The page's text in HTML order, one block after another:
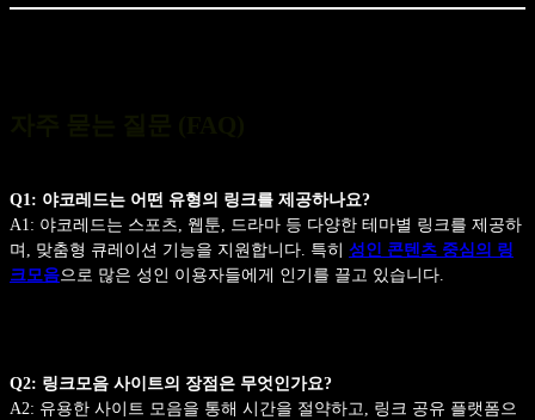
Q1: 야코레드는 어떤 유형의 링크를 제공하나요?
A1: 야코레드는 스포츠, 웹툰, 드라마 등 다양한 테마별 링크를 제공하
며, 맞춤형 큐레이션 기능을 지원합니다. 특히 성인 콘텐츠 중심의 링
크모음으로 많은 성인 이용자들에게 인기를 끌고 있습니다.
Q2: 링크모음 사이트의 장점은 무엇인가요?
A2: 유용한 사이트 모음을 통해 시간을 절약하고, 링크 공유 플랫폼으